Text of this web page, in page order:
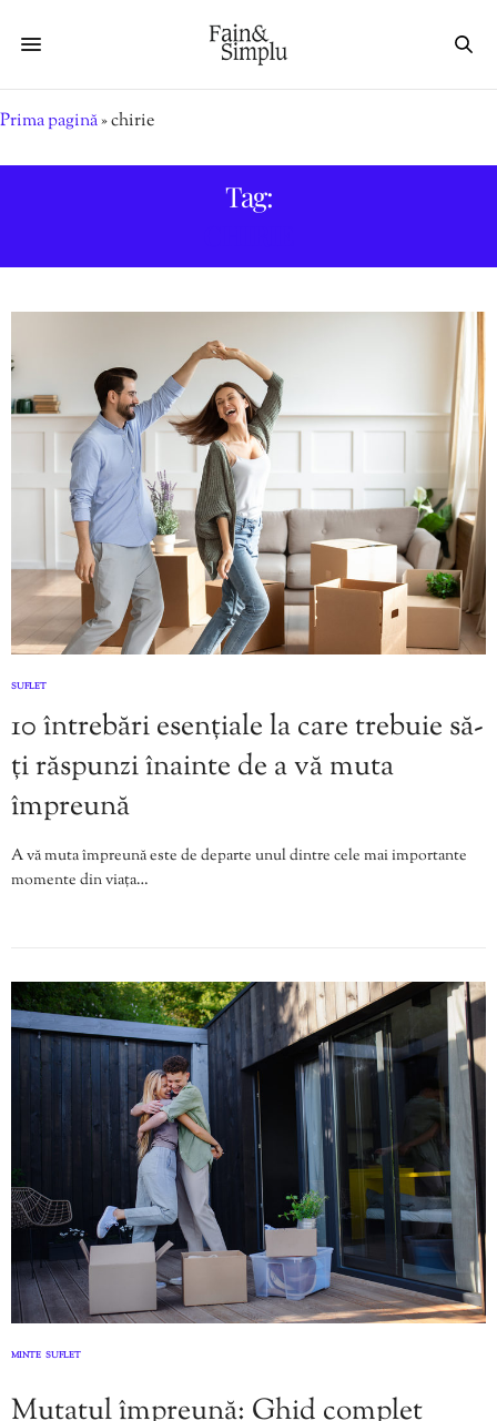
Prima pagină»chirie
Tag:
SUFLET
10 întrebări esențiale la care trebuie să-
ți răspunzi înainte de a vă muta
împreună
A vă muta împreună este de departe unul dintre cele mai importante
momente din viața…
MINTE SUFLET
Mutatul împreună: Ghid complet